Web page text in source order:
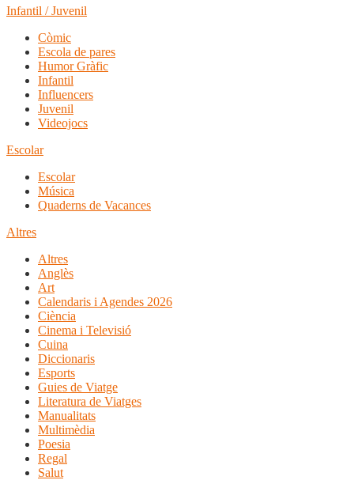
Infantil / Juvenil
Còmic
Escola de pares
Humor Gràfic
Infantil
Influencers
Juvenil
Videojocs
Escolar
Escolar
Música
Quaderns de Vacances
Altres
Altres
Anglès
Art
Calendaris i Agendes 2026
Ciència
Cinema i Televisió
Cuina
Diccionaris
Esports
Guies de Viatge
Literatura de Viatges
Manualitats
Multimèdia
Poesia
Regal
Salut